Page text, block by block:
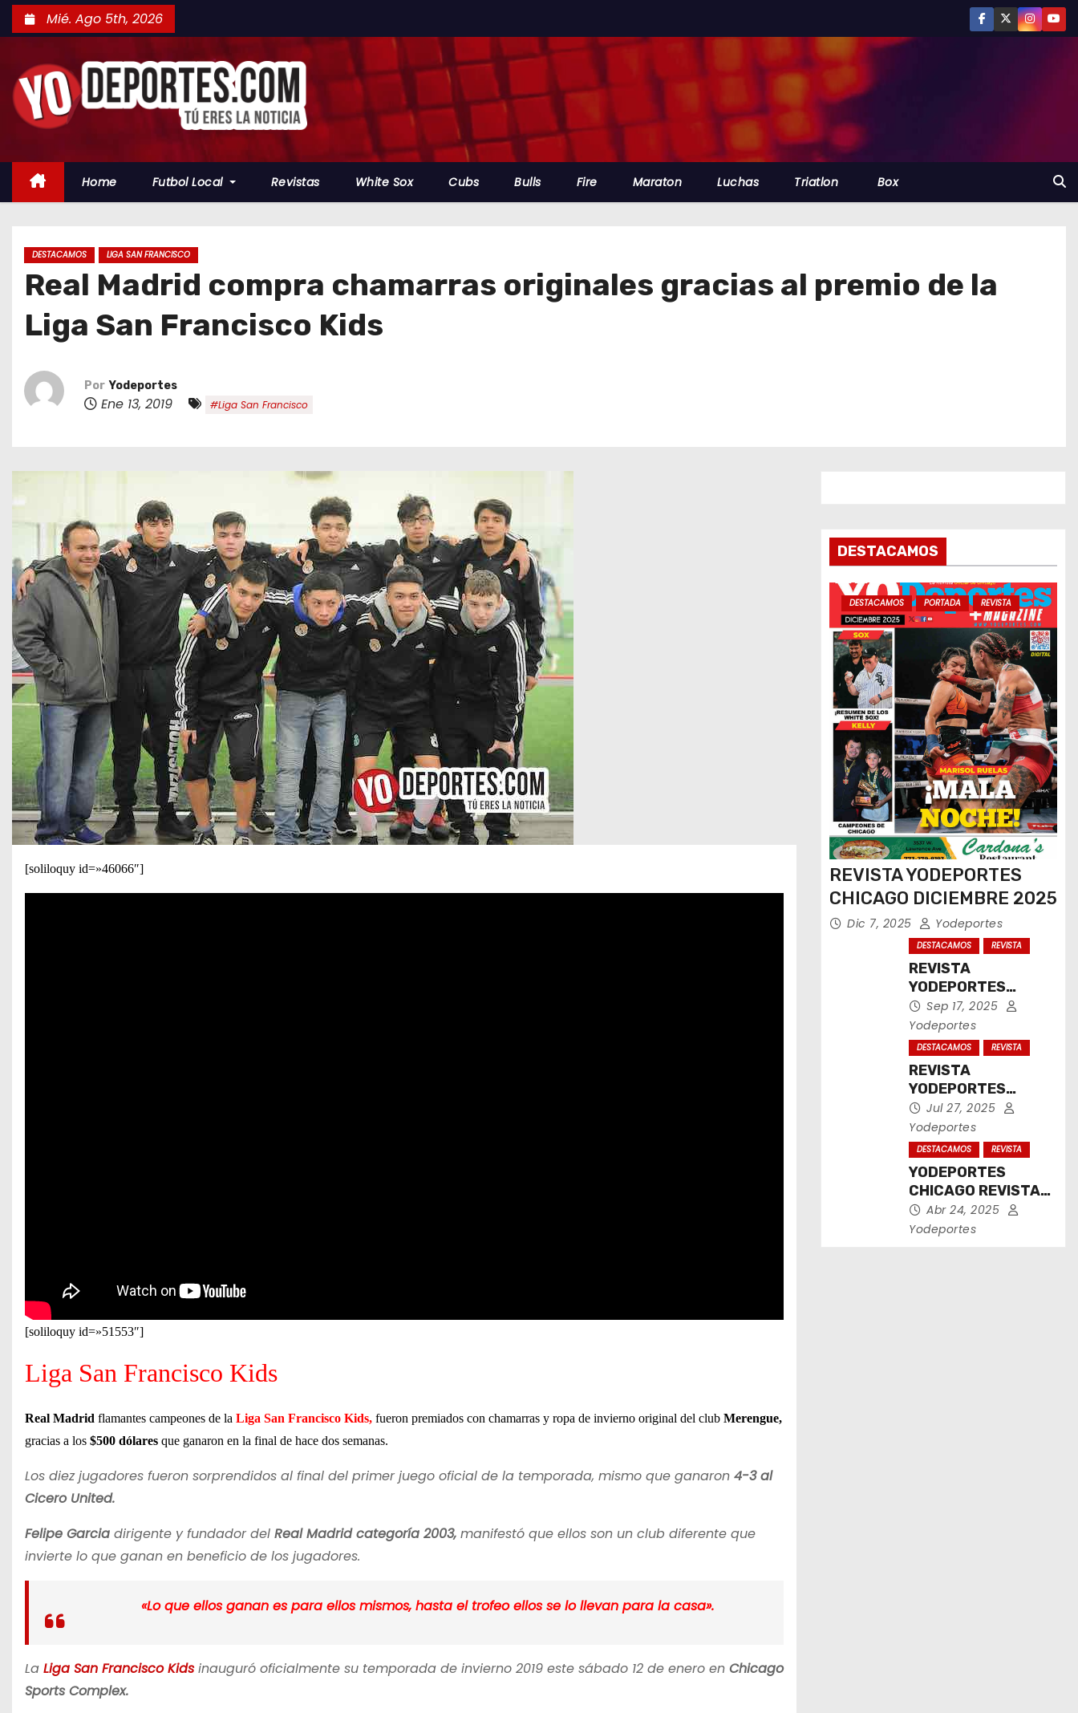
a
l
Mié. Ago 5th, 2026
Home Futbol Local Revistas White Sox Cubs Bulls Fire Maraton Luchas Triatlon Box
DESTACAMOS LIGA SAN FRANCISCO
Real Madrid compra chamarras originales gracias al premio de la
Liga San Francisco Kids
Por Yodeportes
Ene 13, 2019 #Liga San Francisco
[soliloquy id=»46066″]
[soliloquy id=»51553″]
Liga San Francisco Kids
Real Madrid flamantes campeones de la Liga San Francisco Kids, fueron premiados con chamarras y ropa de invierno original del club Merengue,
gracias a los $500 dólares que ganaron en la final de hace dos semanas.
Los diez jugadores fueron sorprendidos al final del primer juego oficial de la temporada, mismo que ganaron 4-3 al
Cicero United.
Felipe Garcia dirigente y fundador del Real Madrid categoría 2003, manifestó que ellos son un club diferente que
invierte lo que ganan en beneficio de los jugadores.
«Lo que ellos ganan es para ellos mismos, hasta el trofeo ellos se lo llevan para la casa».
La Liga San Francisco Kidsinauguró oficialmente su temporada de invierno 2019 este sábado 12 de enero en Chicago
Sports Complex.
DESTACAMOS
DESTACAMOS PORTADA REVISTA
REVISTA YODEPORTES
CHICAGO DICIEMBRE 2025
Dic 7, 2025 Yodeportes
DESTACAMOS REVISTA
REVISTA
YODEPORTES
CHICAGO
SEPTIEMBRE 2025
Sep 17, 2025
Yodeportes
DESTACAMOS REVISTA
REVISTA
YODEPORTES
CHICAGO JULIO
2025
Jul 27, 2025
Yodeportes
DESTACAMOS REVISTA
YODEPORTES
CHICAGO REVISTA
IMPRESA ABRIL
2025
Abr 24, 2025
Yodeportes